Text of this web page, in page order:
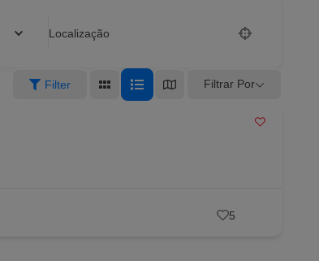
Localização
Filter Filtrar Por
5